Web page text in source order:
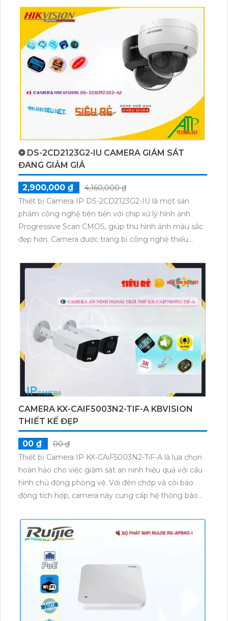
IR, cho phép quan sát ban đêm với khoảng cách lên
đến 30m và hình ảnh vẫn rõ nét. Loại camera này có
thiết kế dạng bullet, phù hợp để sử dụng ngoài trời
và thân kim loại, đảm bảo độ bền và bảo vệ tốt hơn.
Với khả năng tích hợp hệ thống dễ dàng, người dùng
có thể kết nối và điều khiển camera từ xa một cách
thuận tiện. Hơn nữa, camera cũng tích hợp khả năng
thu hình chất lượng, giúp quản lý và ghi lại các sự
kiện quan trọng một cách hiệu quả.
❂ DS-2CD2123G2-IU CAMERA GIÁM SÁT
ĐANG GIẢM GIÁ
2,900,000 ₫
4,160,000 ₫
Thiết bị Camera IP DS-2CD2123G2-IU là một sản
phẩm công nghệ tiên tiến với chip xử lý hình ảnh
Progressive Scan CMOS, giúp thu hình ảnh màu sắc
đẹp hơn. Camera được trang bị công nghệ thiếu
bán kính 30m. Với thiết kế IP, camera có chất lượng
tốt và đảm bảo hình ảnh chất lượng 2.0 MP. Đặc
biệt, việc tải hình ảnh nhanh hơn nhờ công nghệ nén
H.265+/H.265/H.264+/H.264. Camera còn tích hợp
đảm bảo tuổi thọ hồng ngoại cao.
CAMERA KX-CAIF5003N2-TIF-A KBVISION
THIẾT KẾ ĐẸP
00 ₫
00 ₫
Thiết bị Camera IP KX-CAiF5003N2-TiF-A là lựa chọn
hoàn hảo cho việc giám sát an ninh hiệu quả với cấu
hình chủ động phòng vệ. Với đèn chớp và còi báo
động tích hợp, camera này cung cấp hệ thống báo
sát ban đêm cho hình ảnh rõ nét, kết hợp với đèn trợ
sáng tạo ra hình ảnh sắc nét và chi tiết. Độ phân giải
cao, đồng thời cung cấp khả năng giao tiếp 2 chiều
dễ dàng. Với khả năng phát hiện Tripwire và chống
xâm nhập, camera này mang lại sự an toàn tuyệt đối
cho ngôi nhà hoặc cơ sở kinh doanh của bạn.